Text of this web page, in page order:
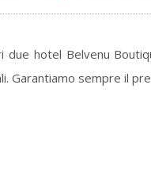
due hotel Belvenu
Garantiamo sempre il